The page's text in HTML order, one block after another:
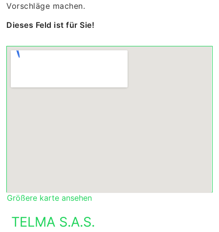
Vorschläge machen.
Dieses Feld ist für Sie!
Größere karte ansehen
TELMA S.A.S.